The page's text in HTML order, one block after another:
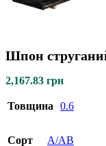
Шпон
2,167.83 грн
Товщина 0.6
Сорт A/AB